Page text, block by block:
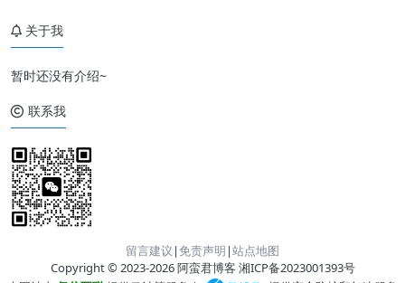
关于我
暂时还没有介绍~
联系我
留言建议 |免责声明 |站点地图
Copyright © 2023-2026 阿蛮君博客 湘ICP备2023001393号